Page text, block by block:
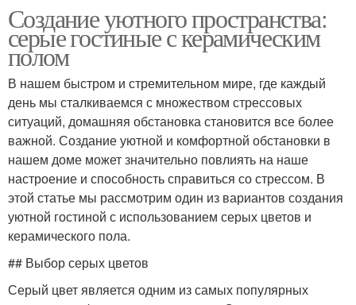
Создание уютного пространства:
серые гостиные с керамическим
полом
В нашем быстром и стремительном мире, где каждый
день мы сталкиваемся с множеством стрессовых
ситуаций, домашняя обстановка становится все более
важной. Создание уютной и комфортной обстановки в
нашем доме может значительно повлиять на наше
настроение и способность справиться со стрессом. В
этой статье мы рассмотрим один из вариантов создания
уютной гостиной с использованием серых цветов и
керамического пола.
## Выбор серых цветов
Серый цвет является одним из самых популярных